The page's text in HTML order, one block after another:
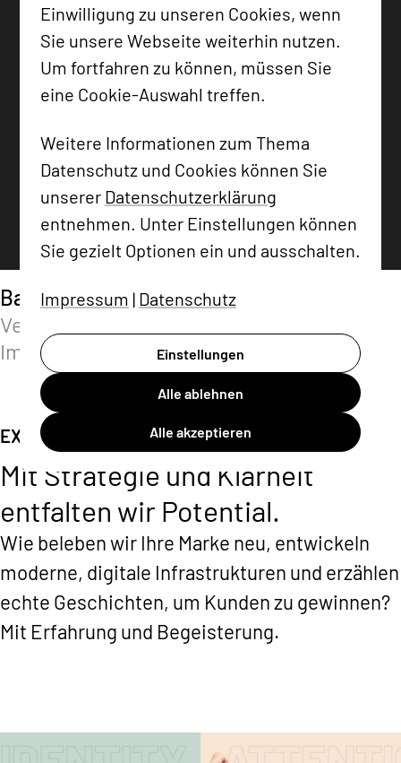
Bauwens Unternehmensgruppe
Vertriebsplattform für nachhaltige
Immobilienentwicklung
EXPERTISEN
Mit Strategie und Klarheit
entfalten wir Potential.
Wie beleben wir Ihre Marke neu, entwickeln
moderne, digitale Infrastrukturen und erzählen
echte Geschichten, um Kunden zu gewinnen?
Mit Erfahrung und Begeisterung.
Einwilligung zu unseren Cookies, wenn
Sie unsere Webseite weiterhin nutzen.
Um fortfahren zu können, müssen Sie
eine Cookie-Auswahl treffen.
Weitere Informationen zum Thema
Datenschutz und Cookies können Sie
unserer Datenschutzerklärung
entnehmen. Unter Einstellungen können
Sie gezielt Optionen ein und ausschalten.
Impressum | Datenschutz
Einstellungen
Alle ablehnen
Alle akzeptieren